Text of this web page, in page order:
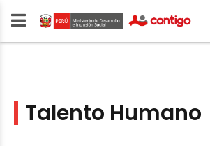
Talento Humano